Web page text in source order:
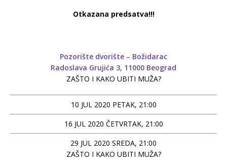
Otkazana predsatva!!!
Pozorište dvorište – Božidarac
Radoslava Grujića 3, 11000 Beograd
ZAŠTO I KAKO UBITI MUŽA?
10 JUL 2020 PETAK, 21:00
16 JUL 2020 ČETVRTAK, 21:00
29 JUL 2020 SREDA, 21:00
ZAŠTO I KAKO UBITI MUŽA?